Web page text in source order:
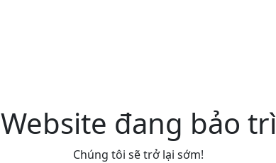
Website đang bảo trì
Chúng tôi sẽ trở lại sớm!